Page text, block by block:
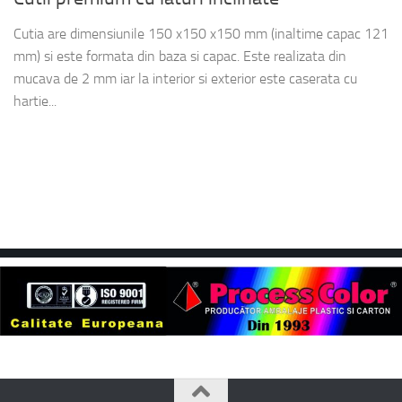
Cutia are dimensiunile 150 x150 x150 mm (inaltime capac 121
mm) si este formata din baza si capac. Este realizata din
mucava de 2 mm iar la interior si exterior este caserata cu
hartie...